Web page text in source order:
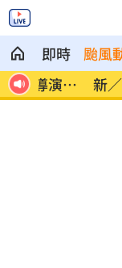
即時 颱風
狂
新／注意！